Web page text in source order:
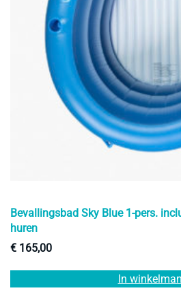
Bevallingsbad Sky Blue 1-pers.
huren
€ 165,00
In